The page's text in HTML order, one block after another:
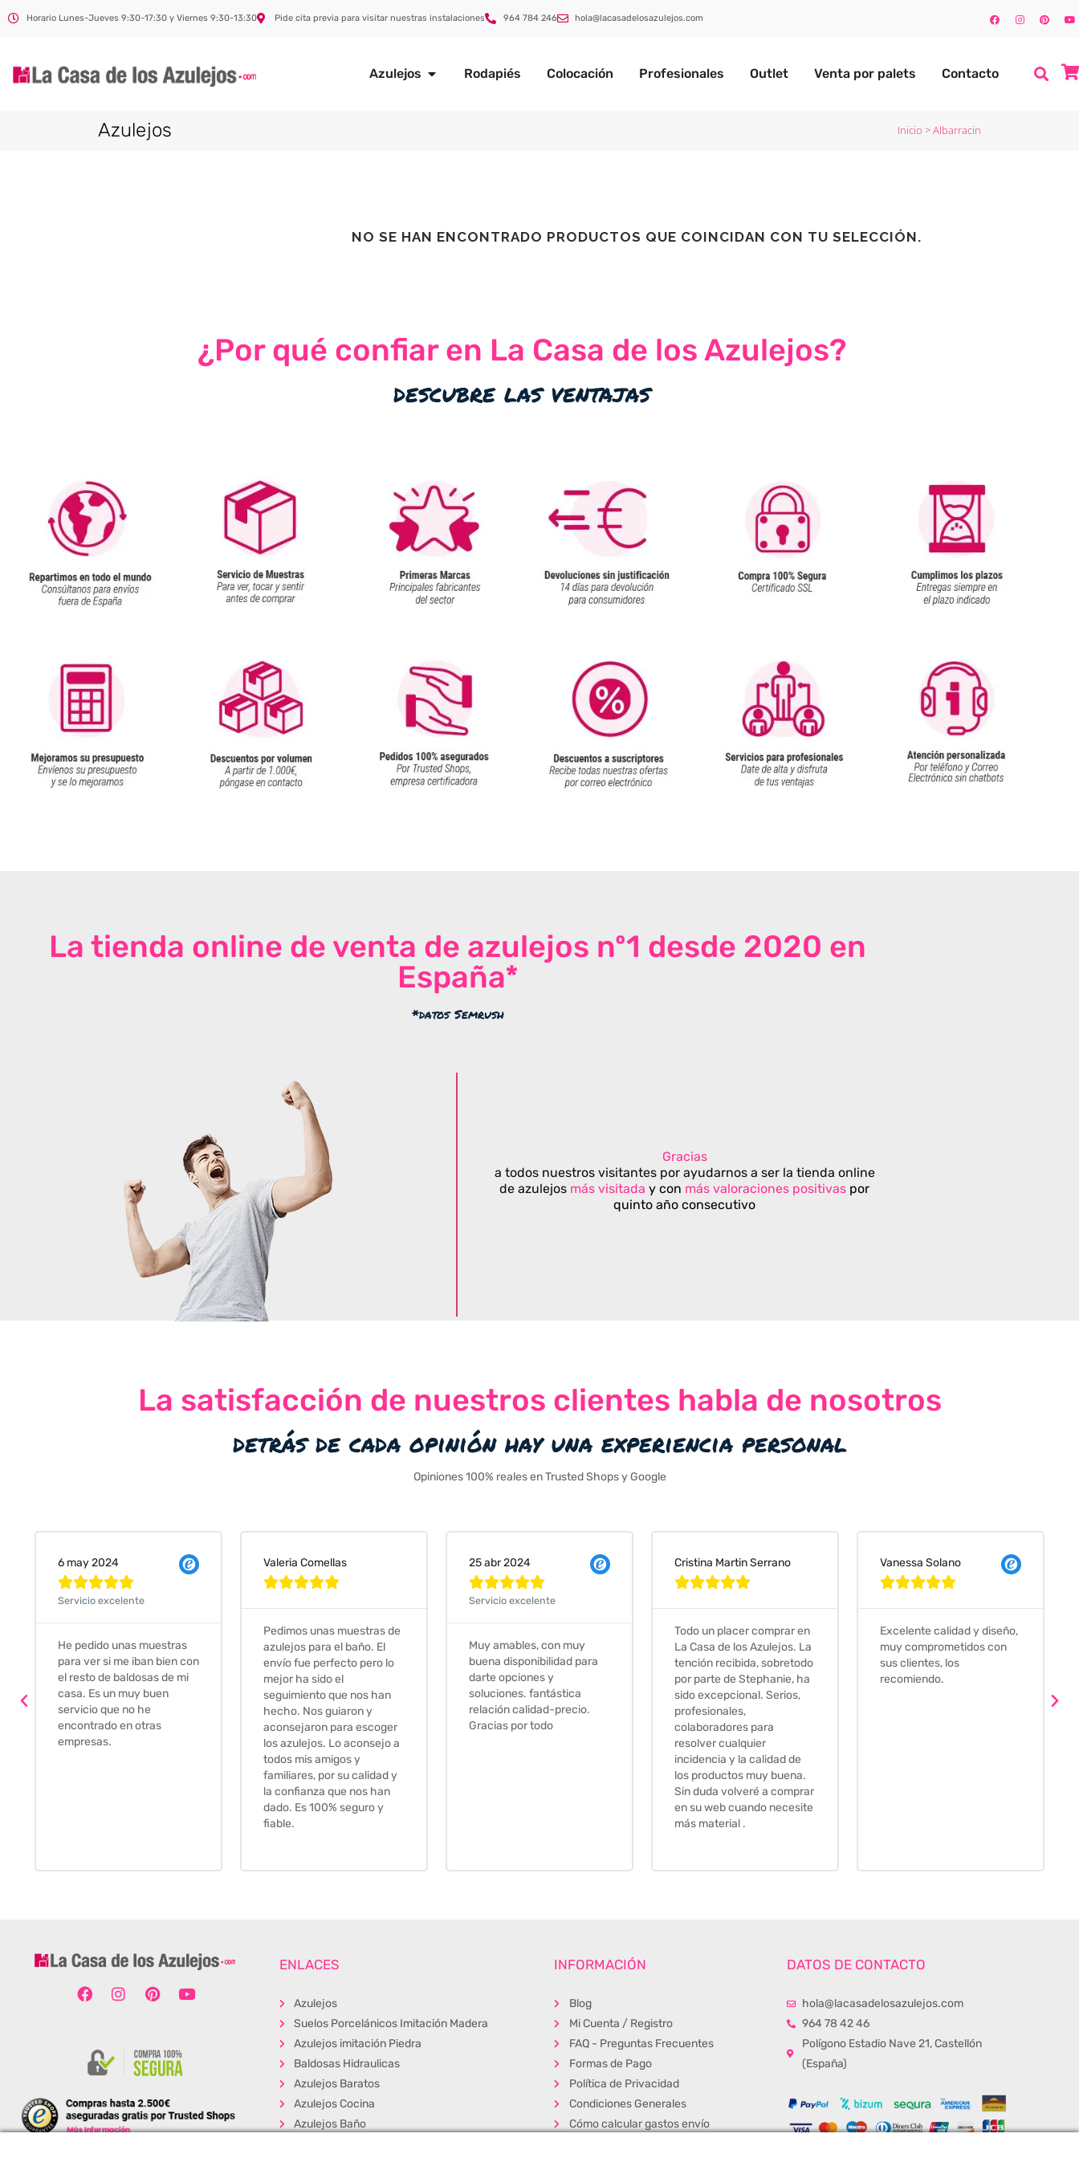
Horario Lunes-Jueves 9:30-17:30 y Viernes 9:30-13:30 Pide cita previa para visitar nuestras instalaciones 964 784 246 hola@lacasadelosazulejos.com
Azulejos Rodapiés Colocación Profesionales Outlet Venta por palets Contacto
Azulejos Inicio >Albarracin
NO SE HAN ENCONTRADO PRODUCTOS QUE COINCIDAN CON TU SELECCIÓN.
¿Por qué confiar en La Casa de los Azulejos?
descubre las ventajas
La tienda online de venta de azulejos nº1 desde 2020 en
España*
*datos Semrush
Gracias
a todos nuestros visitantes por ayudarnos a ser la tienda online
de azulejos más visitada y con más valoraciones positivas por
quinto año consecutivo
La satisfacción de nuestros clientes habla de nosotros
detrás de cada opinión hay una experiencia personal
Opiniones 100% reales en Trusted Shops y Google
Valeria Comellas

azulejos para el baño. El
envío fue perfecto pero lo
mejor ha sido el
seguimiento que nos han
hecho. Nos guiaron y
aconsejaron para escoger
los azulejos. Lo aconsejo a
25 abr 2024

Muy amables, con muy
buena disponibilidad para
darte opciones y
soluciones. fantástica
relación calidad-precio.
Gracias por todo
Cristina Martin Serrano

La Casa de los Azulejos. La
tención recibida, sobretodo
por parte de Stephanie, ha
sido excepcional. Serios,
profesionales,
colaboradores para
Vanessa Solano

Excelente calidad y diseño,
muy comprometidos con
sus clientes, los
recomiendo.
Judit Bonet Pardell

Que decir, si teneis que
comprar alguna baldosa
este és el sitio indicado! Yo
pedi una muestra y me
ENLACES
Azulejos
Suelos Porcelánicos Imitación Madera
Azulejos imitación Piedra
Baldosas Hidraulicas
Azulejos Baratos
Azulejos Cocina
Azulejos Baño
INFORMACIÓN
Blog
Mi Cuenta / Registro
FAQ - Preguntas Frecuentes
Formas de Pago
Política de Privacidad
Condiciones Generales
Cómo calcular gastos envío
DATOS DE CONTACTO
hola@lacasadelosazulejos.com
964 78 42 46
Polígono Estadio Nave 21, Castellón
(España)